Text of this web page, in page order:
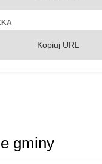
Kopiuj URL
gminy